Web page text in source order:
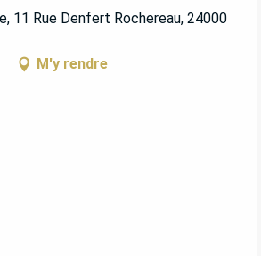
11 Rue Denfert Rochereau, 24000
M'y rendre